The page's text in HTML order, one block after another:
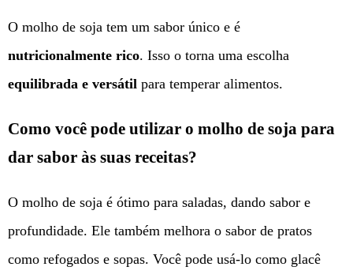
O molho de soja tem um sabor único e é
nutricionalmente rico. Isso o torna uma escolha
equilibrada e versátil para temperar alimentos.
Como você pode utilizar o molho de soja para
dar sabor às suas receitas?
O molho de soja é ótimo para saladas, dando sabor e
profundidade. Ele também melhora o sabor de pratos
como refogados e sopas. Você pode usá-lo como glacê